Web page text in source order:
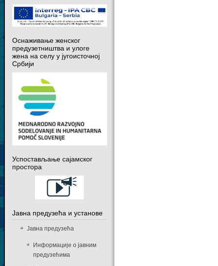
Оснаживање женског
предузетништва и улоге
жена на селу у југоисточној
Србији
Успостављање сајамског
простора
Јавна предузећа и установе
Јавна предузећа
Информације о јавним
предузећима